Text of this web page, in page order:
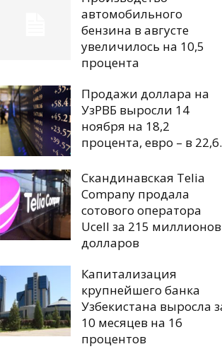
автомобильного
бензина в августе
увеличилось на 10,5
процента
Продажи доллара на
УзРВБ выросли 14
ноября на 18,2
процента, евро – в
Скандинавская Telia
Company продала
сотового оператора
Ucell за 215 миллионов
долларов
Капитализация
крупнейшего банка
Узбекистана выросла
10 месяцев на 16
процентов